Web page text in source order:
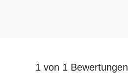
1 von 1 Bewertungen